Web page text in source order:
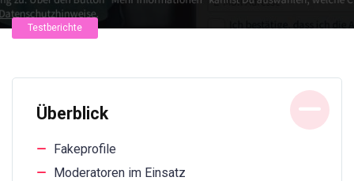
Testberichte
Überblick
Fakeprofile
Moderatoren im Einsatz